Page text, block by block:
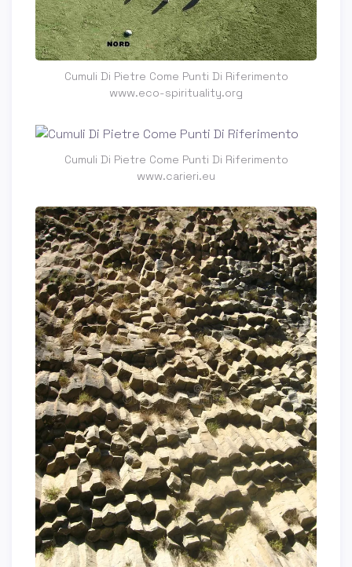
Cumuli Di Pietre Come Punti Di Riferimento
www.eco-spirituality.org
Cumuli Di Pietre Come Punti Di Riferimento
www.carieri.eu